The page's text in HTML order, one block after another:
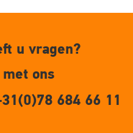
u vragen?
met ons
684 66 11